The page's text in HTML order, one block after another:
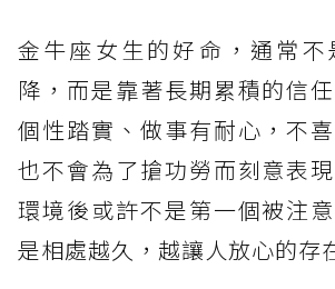
貴人運第1名：天秤座
金牛座女生的好命，通常不
降，而是靠著長期累積的信
個性踏實、做事有耐心，不
也不會為了搶功勞而刻意表
環境後或許不是第一個被注
是相處越久，越讓人放心的存